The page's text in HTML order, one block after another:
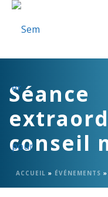
Séance
conseil
ACCUEIL » ÉVÉNEMENTS »